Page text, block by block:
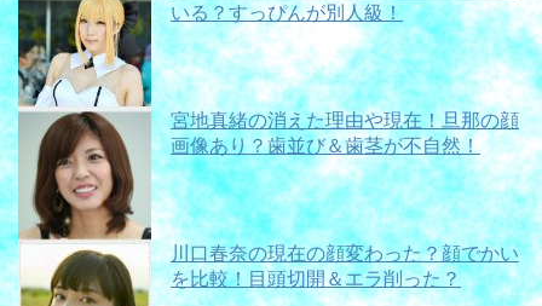
いる？すっぴんが別人級！
宮地真緒の消えた理由や現在！旦那の顔
画像あり？歯並び＆歯茎が不自然！
川口春奈の現在の顔変わった？顔でかい
を比較！目頭切開＆エラ削った？